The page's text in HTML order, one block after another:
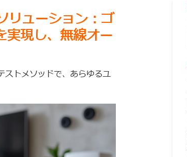
リューション：ゴ
現し、無線オー
トメソッドで、あらゆるユ